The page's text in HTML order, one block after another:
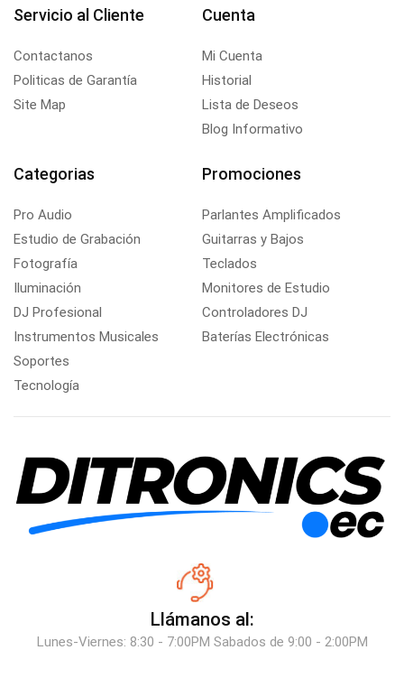
Servicio al Cliente
Contactanos
Politicas de Garantía
Site Map
Cuenta
Mi Cuenta
Historial
Lista de Deseos
Blog Informativo
Categorias
Pro Audio
Estudio de Grabación
Fotografía
Iluminación
DJ Profesional
Instrumentos Musicales
Soportes
Tecnología
Promociones
Parlantes Amplificados
Guitarras y Bajos
Teclados
Monitores de Estudio
Controladores DJ
Baterías Electrónicas
Llámanos al:
Lunes-Viernes: 8:30 - 7:00PM Sabados de 9:00 - 2:00PM